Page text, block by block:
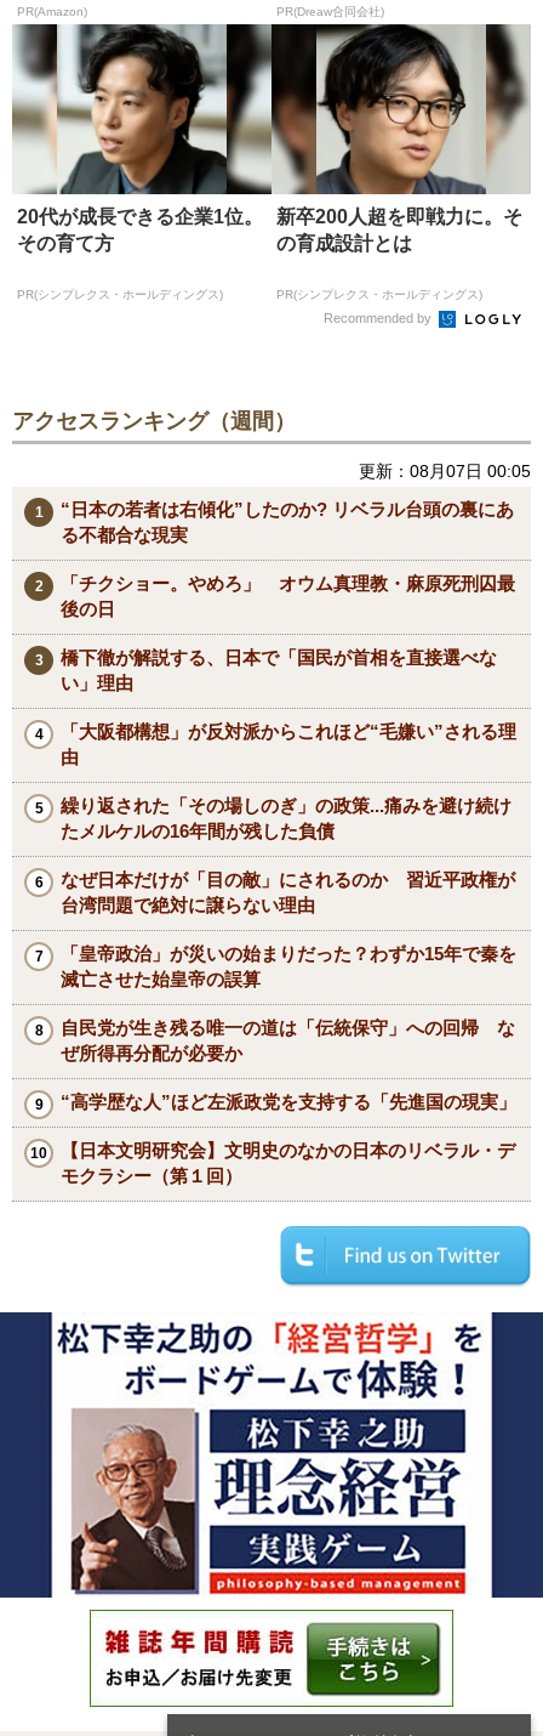
が...
PR(Amazon) PR(Dreaw合同会社)
20代が成長できる企業1位。
その育て方
PR(シンプレクス・ホールディングス)
新卒200人超を即戦力に。そ
の育成設計とは
PR(シンプレクス・ホールディングス)
Recommended by
アクセスランキング（週間）
更新：08月07日 00:05
“日本の若者は右傾化”したのか? リベラル台頭の裏にあ
る不都合な現実
「チクショー。やめろ」 オウム真理教・麻原死刑囚最
後の日
橋下徹が解説する、日本で「国民が首相を直接選べな
い」理由
「大阪都構想」が反対派からこれほど“毛嫌い”される理
由
繰り返された「その場しのぎ」の政策...痛みを避け続け
たメルケルの16年間が残した負債
なぜ日本だけが「目の敵」にされるのか 習近平政権が
台湾問題で絶対に譲らない理由
「皇帝政治」が災いの始まりだった？わずか15年で秦を
滅亡させた始皇帝の誤算
自民党が生き残る唯一の道は「伝統保守」への回帰 な
ぜ所得再分配が必要か
“高学歴な人”ほど左派政党を支持する「先進国の現実」
【日本文明研究会】文明史のなかの日本のリベラル・デ
モクラシー（第１回）